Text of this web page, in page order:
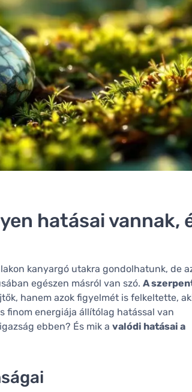
hatásai vannak,
kanyargó utakra gondolhatunk, de
egészen másról van szó. A
hanem azok figyelmét is felkeltette,
finom energiája állítólag hatással van
ebben? És mik a valódi hatásai a